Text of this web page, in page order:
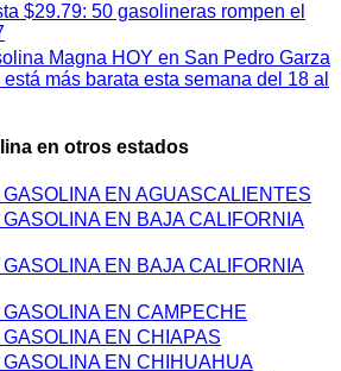
$29.79: 50 gasolineras rompen el
Magna HOY en San Pedro Garza
más barata esta semana del 18 al
en otros estados
EN AGUASCALIENTES
EN BAJA CALIFORNIA
EN BAJA CALIFORNIA
EN CAMPECHE
EN CHIAPAS
EN CHIHUAHUA